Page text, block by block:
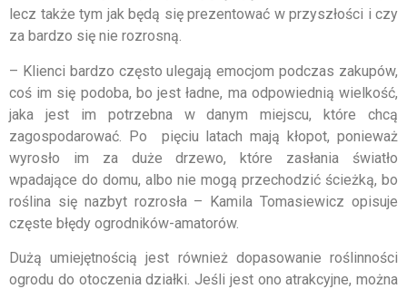
lecz także tym jak będą się prezentować w przyszłości i czy
za bardzo się nie rozrosną.
– Klienci bardzo często ulegają emocjom podczas zakupów,
coś im się podoba, bo jest ładne, ma odpowiednią wielkość,
jaka jest im potrzebna w danym miejscu, które chcą
zagospodarować. Po pięciu latach mają kłopot, ponieważ
wyrosło im za duże drzewo, które zasłania światło
wpadające do domu, albo nie mogą przechodzić ścieżką, bo
roślina się nazbyt rozrosła – Kamila Tomasiewicz opisuje
częste błędy ogrodników-amatorów.
Dużą umiejętnością jest również dopasowanie roślinności
ogrodu do otoczenia działki. Jeśli jest ono atrakcyjne, można